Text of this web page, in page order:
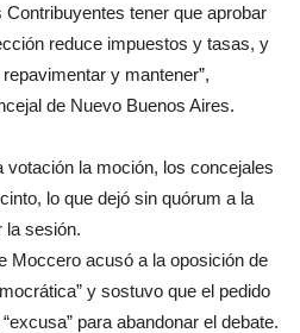
tener que aprobar
reduce impuestos y tasas, y
y mantener”,
de Nuevo Buenos Aires.
votación la moción, los concejales
lo que dejó sin quórum a la
la sesión.
Moccero acusó a la oposición de
y sostuvo que el pedido
para abandonar el debate.